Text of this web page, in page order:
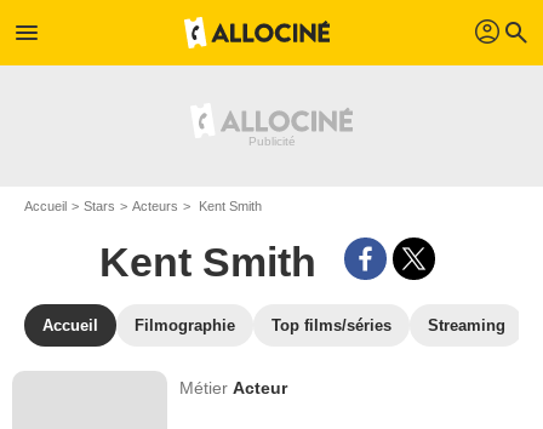
menu profil search
Accueil Stars Acteurs Kent Smith
Kent Smith
Accueil Filmographie Top films/séries Streaming
MétierActeur